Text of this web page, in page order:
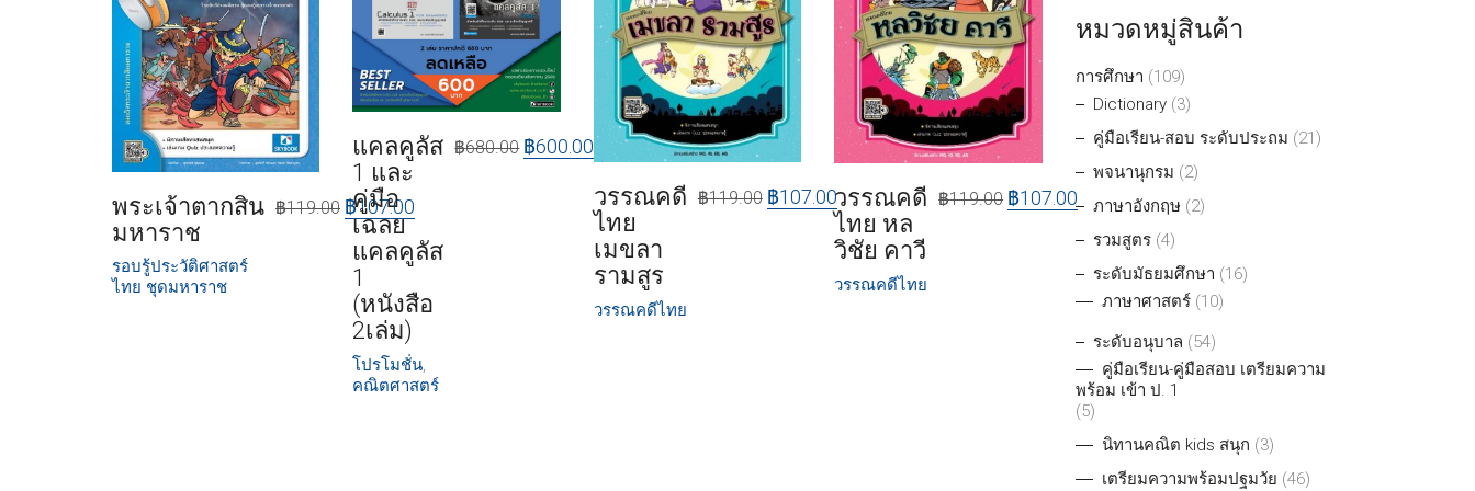
พระเจ้าตากสิน
มหาราช
รอบรู้ประวัติศาสตร์
ไทย ชุดมหาราช
฿119.00 ฿107.00
แคลคูลัส
1 และ
คู่มือ
เฉลย
แคลคูลัส
1
(หนังสือ
2เล่ม)
โปรโมชั่น
คณิตศาสตร์
฿680.00 ฿600.00
วรรณคดี
ไทย
เมขลา
รามสูร
วรรณคดีไทย
฿119.00 ฿107.00วรรณคดี
ไทย หล
วิชัย คาวี
วรรณคดีไทย
฿119.00 ฿107.00
หมวดหมู่สินค้า
การศึกษา (109)
Dictionary (3)
คู่มือเรียน-สอบ ระดับประถม (21)
พจนานุกรม (2)
ภาษาอังกฤษ (2)
รวมสูตร (4)
ระดับมัธยมศึกษา (16)
ภาษาศาสตร์ (10)
ระดับอนุบาล (54)
คู่มือเรียน-คู่มือสอบ เตรียมความ
พร้อม เข้า ป. 1
(5)
นิทานคณิต kids สนุก (3)
เตรียมความพร้อมปฐมวัย (46)